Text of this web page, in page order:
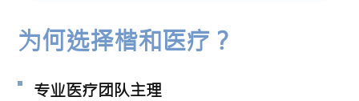
为何选择楷和医疗？
专业医疗团队主理